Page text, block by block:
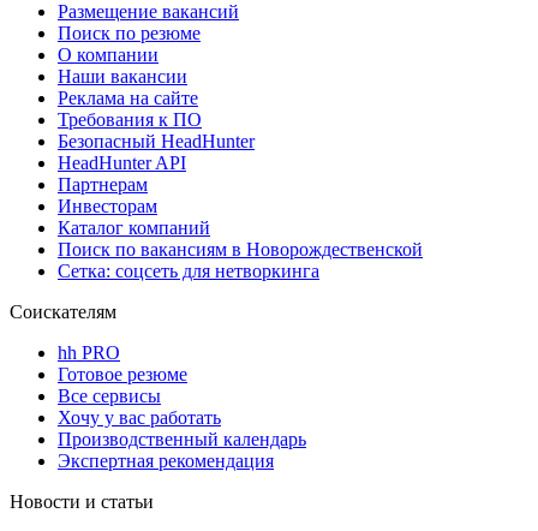
Размещение вакансий
Поиск по резюме
О компании
Наши вакансии
Реклама на сайте
Требования к ПО
Безопасный HeadHunter
HeadHunter API
Партнерам
Инвесторам
Каталог компаний
Поиск по вакансиям в Новорождественской
Сетка: соцсеть для нетворкинга
Соискателям
hh PRO
Готовое резюме
Все сервисы
Хочу у вас работать
Производственный календарь
Экспертная рекомендация
Новости и статьи